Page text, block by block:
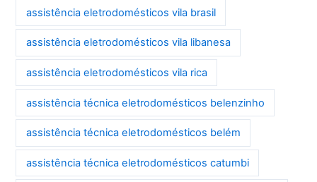
assistência eletrodomésticos vila brasil
assistência eletrodomésticos vila libanesa
assistência eletrodomésticos vila rica
assistência técnica eletrodomésticos belenzinho
assistência técnica eletrodomésticos belém
assistência técnica eletrodomésticos catumbi